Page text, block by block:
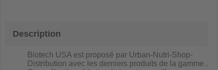
Description
Biotech USA est proposé par Urban-Nutri-Shop-
Distribution avec les derniers produits de la gamme .